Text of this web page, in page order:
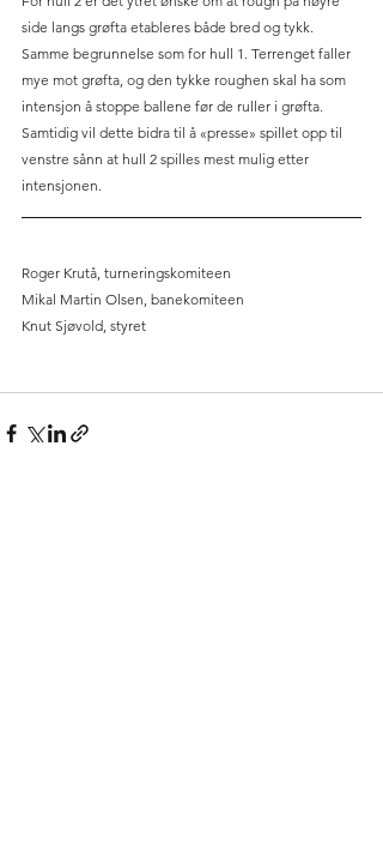
side langs grøfta etableres både bred og tykk.
Samme begrunnelse som for hull 1. Terrenget faller
mye mot grøfta, og den tykke roughen skal ha som
intensjon å stoppe ballene før de ruller i grøfta.
Samtidig vil dette bidra til å «presse» spillet opp til
venstre sånn at hull 2 spilles mest mulig etter
intensjonen.
Roger Krutå, turneringskomiteen
Mikal Martin Olsen, banekomiteen
Knut Sjøvold, styret